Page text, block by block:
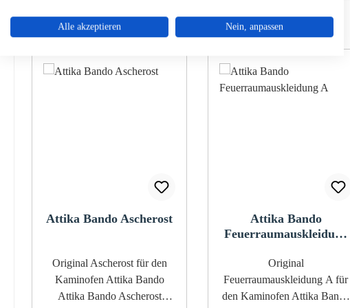
Ähnliche Artikel
Produktgalerie überspringen
Attika Bando Ascherost
Original Ascherost für den
Kaminofen Attika Bando
Attika Bando Ascherost
Attika Bando
Feuerraumauskleidung
Original
Feuerraumauskleidung A für
den Kaminofen Attika Bando
Alle akzeptieren Nein, anpassen